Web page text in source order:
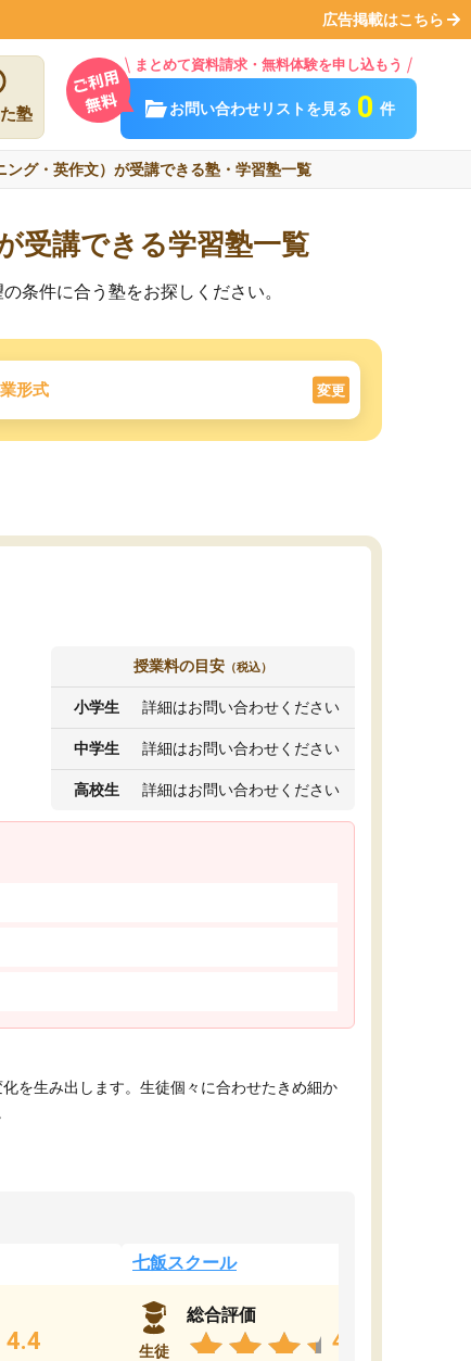
広告掲載はこちら
塾
まとめて資料請求・無料体験を申し込もう
お問い合わせリストを見る 0 件
グ・英作文）が受講できる塾・学習塾一覧
受講できる学習塾一覧
条件に合う塾をお探しください。
形式 変更
授業料の目安 （税込）
小学生 詳細はお問い合わせください
中学生 詳細はお問い合わせください
高校生 詳細はお問い合わせください
を生み出します。生徒個々に合わせたきめ細か
4.4
七飯スクール
生徒
総合評価
4.8